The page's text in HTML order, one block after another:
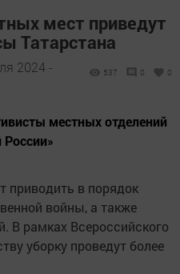
мест приведут
Татарстана
2024 -
537 0 0
местных отделений
приводить в порядок
войны, а также
В рамках Всероссийского
уборку проведут более